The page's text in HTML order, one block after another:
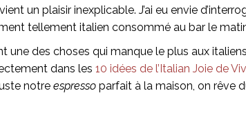
un plaisir inexplicable. J’ai eu envie
tellement italien consommé au bar le
une des choses qui manque le plus aux
dans les10 idées de l’Italian Joie de
notreespresso parfait à la maison, on rêve